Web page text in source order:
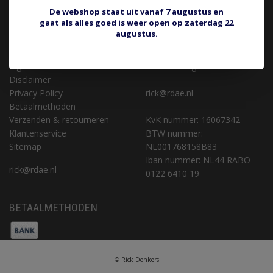
KLANTENSERVICE
Retourneren of aankoop
Algemene voorwaarden
Disclaimer
Privacy Policy
Betaalmethoden
Verzenden & retourneren
Klantenservice
Sitemap
rick@rdae.nl
CONTACT
Rick Donkers Auto Electrics
Binnenveld 9 (geen
rick@rdae.nl
KvK nummer: 16067342
BTW nummer:
NL001768158B83
Iban nummer: NL44 RABO
0122 6410 19
BETAALMETHODEN
© Rick Donkers
De webshop staat uit vanaf 7 augustus en
gaat als alles goed is weer open op zaterdag 22
augustus.